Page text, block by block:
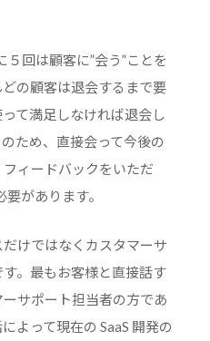
５回は顧客に”会う”ことを
の顧客は退会するまで要
て満足しなければ退会し
ため、直接会って今後の
ィードバックをいただ
があります。
けではなくカスタマーサ
。最もお客様と直接話す
サポート担当者の方であ
よって現在の SaaS 開発の